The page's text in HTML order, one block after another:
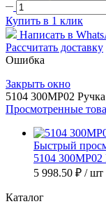
Купить в 1 клик
Написать в
Рассчитать доставку
Ошибка
Закрыть окно
5104 300MP02
Просмотренные
Быстрый
5104
5 998.50 ₽ / шт
Каталог